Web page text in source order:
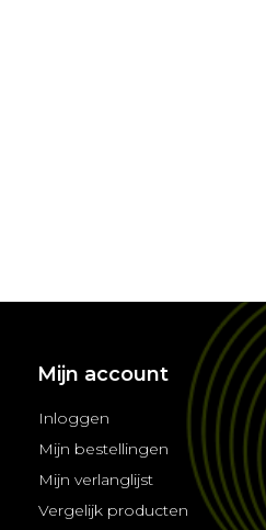
Mijn account
Inloggen
Mijn bestellingen
Mijn verlanglijst
Vergelijk producten